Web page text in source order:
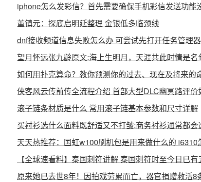
iphone怎么发彩信？首先需要确保手机彩信发送功能
董镇元：探底启明延整理 金银低多临颈线
dnf接收频道信息失败怎么办 可尝试先打开任务管理
望月怀远张九龄原文:海上生明月，天涯共此时情是名
如何用扑克算命？教你预测你的过去、现在及将来的
侠客风云传前传全流程介绍 首部大型DLC幽冥路评价
滚子链条材质是什么 常用滚子链基本参数和尺寸详解
买衬衫选什么面料既舒适又不打皱:商务衬衫通常都
天天热推荐：国虹w100刷机包是用来做什么的
【全球速看料】泰国刺符讲解 泰国刺符时至今日已
原来她已去世8年！因拍戏劳累而亡，器官捐赠救活8